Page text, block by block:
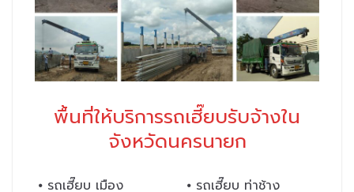
พื้นที่ให้บริการรถเฮี๊ยบรับจ้างใน
จังหวัดนครนายก
⦁ รถเฮี๊ยบ เมือง
⦁ รถเฮี๊ยบ ท่าช้าง